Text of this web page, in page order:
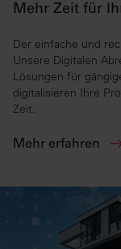
Mehr Zeit für
Der einfache und
Unsere Digitalen
Lösungen für
digitalisieren Ihre
Zeit.
Mehr erfahren